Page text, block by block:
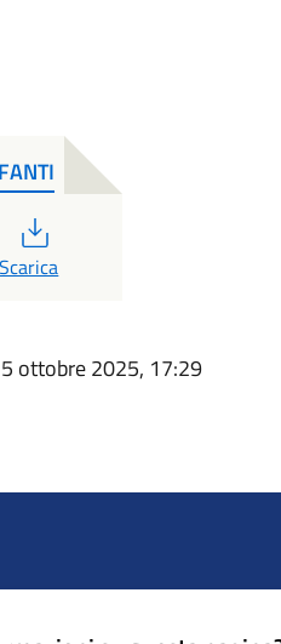
Scarica
ottobre 2025, 17:29